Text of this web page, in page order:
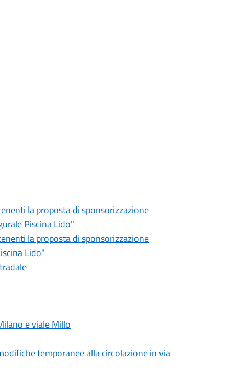
la proposta di sponsorizzazione
Piscina Lido"
la proposta di sponsorizzazione
Lido"
e viale Millo
temporanee alla circolazione in via